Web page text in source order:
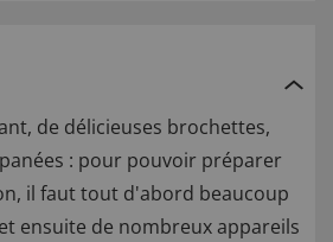
de délicieuses brochettes,
: pour pouvoir préparer
il faut tout d'abord beaucoup
ensuite de nombreux appareils